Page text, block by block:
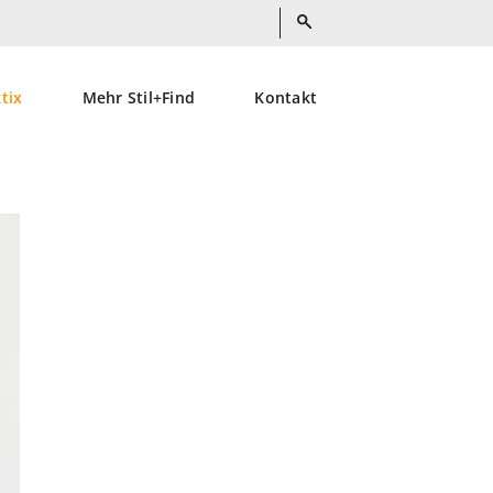
Mehr Stil+Find Kontakt